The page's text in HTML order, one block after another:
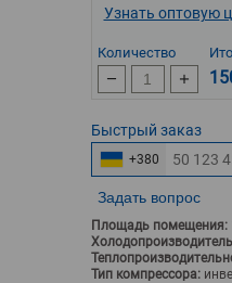
Узнать оптовую
Количество
Быстрый заказ
+380
Задать вопрос
Площадь помещения:
Тип компрессора: